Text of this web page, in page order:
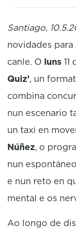
Santiago,
novidades
canle. O luns 11
Quiz’, un
combina
nun escenario
un taxi en
Núñez, o
nun
e nun reto en
mental e os
Ao longo de